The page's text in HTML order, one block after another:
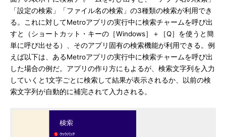
「設定の検索」「ファイル名の検索」の3種類の検索が利用でき
る。これに対してMetroアプリの実行中に検索チャームを呼び出
すと（ショートカット・キーの［Windows］＋［Q］を使うと簡
単に呼び出せる）、そのアプリ固有の検索機能が利用できる。例
えば以下は、あるMetroアプリの実行中に検索チャームを呼び出
した場合の例だ。アプリの作り方にもよるが、検索文字列を入力
していくと1文字ごとに検索して結果が表示されるか、以前の検
索文字列が自動的に補完されて入力される。